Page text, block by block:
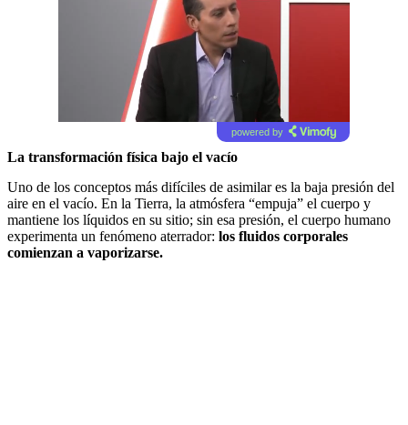
powered by
La transformación física bajo el vacío
Uno de los conceptos más difíciles de asimilar es la baja presión del
aire en el vacío. En la Tierra, la atmósfera “empuja” el cuerpo y
mantiene los líquidos en su sitio; sin esa presión, el cuerpo humano
experimenta un fenómeno aterrador: los fluidos corporales
comienzan a vaporizarse.